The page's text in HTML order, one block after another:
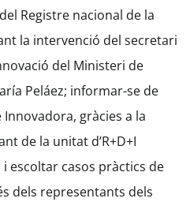
Registre nacional de la
la intervenció del secretari
del Ministeri de
Peláez; informar-se de
gràcies a la
de la unitat d’R+D+I
escoltar casos pràctics de
dels representants dels